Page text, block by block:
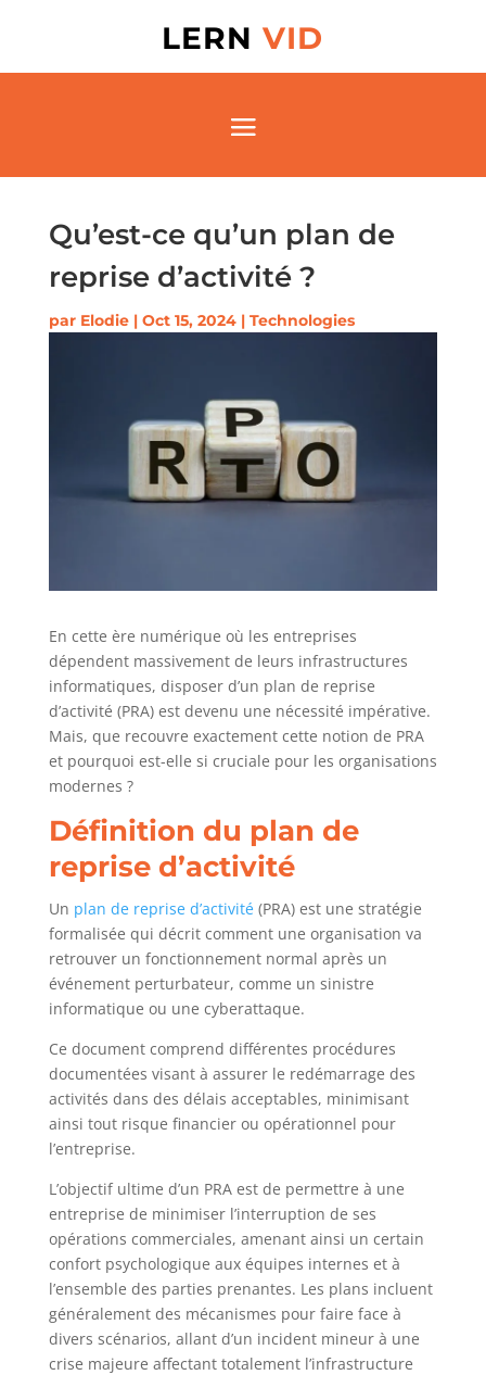
LERNVID
Qu’est-ce qu’un plan de
reprise d’activité ?
par Elodie| Oct 15, 2024| Technologies
En cette ère numérique où les entreprises
dépendent massivement de leurs infrastructures
informatiques, disposer d’un plan de reprise
d’activité (PRA) est devenu une nécessité impérative.
Mais, que recouvre exactement cette notion de PRA
et pourquoi est-elle si cruciale pour les organisations
modernes ?
Définition du plan de
reprise d’activité
Un plan de reprise d’activité(PRA) est une stratégie
formalisée qui décrit comment une organisation va
retrouver un fonctionnement normal après un
événement perturbateur, comme un sinistre
informatique ou une cyberattaque.
Ce document comprend différentes procédures
documentées visant à assurer le redémarrage des
activités dans des délais acceptables, minimisant
ainsi tout risque financier ou opérationnel pour
l’entreprise.
L’objectif ultime d’un PRA est de permettre à une
entreprise de minimiser l’interruption de ses
opérations commerciales, amenant ainsi un certain
confort psychologique aux équipes internes et à
l’ensemble des parties prenantes. Les plans incluent
généralement des mécanismes pour faire face à
divers scénarios, allant d’un incident mineur à une
crise majeure affectant totalement l’infrastructure